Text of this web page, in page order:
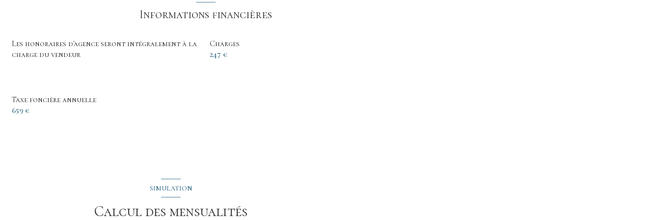
Informations financières
Les honoraires d'agence seront intégralement à la
charge du vendeur
Charges
247 €
Taxe foncière annuelle
659 €
SIMULATION
Calcul des mensualités